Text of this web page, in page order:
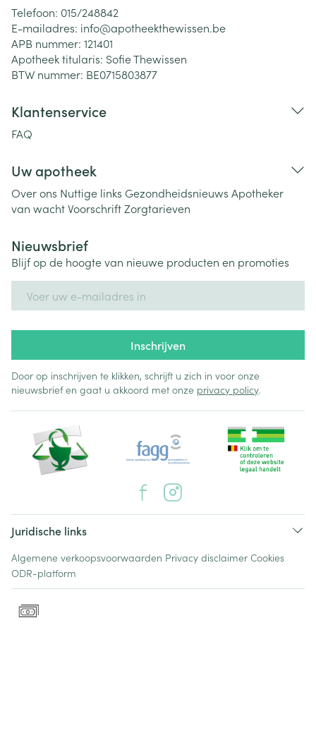
Telefoon: 015/248842
E-mailadres: info@apotheekthewissen.be
APB nummer: 121401
Apotheek titularis: Sofie Thewissen
BTW nummer: BE0715803877
Klantenservice
FAQ
Uw apotheek
Over ons Nuttige links Gezondheidsnieuws Apotheker
van wachtVoorschriftZorgtarieven
Nieuwsbrief
Blijf op de hoogte van nieuwe producten en promoties
Inschrijven
Door op inschrijven te klikken, schrijft u zich in voor onze
nieuwsbrief en gaat u akkoord met onze privacy policy.
Juridische links
Algemene verkoopsvoorwaarden Privacy disclaimer Cookies
ODR-platform